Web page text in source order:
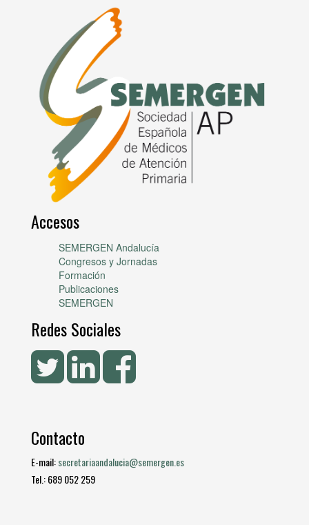
Accesos
SEMERGEN Andalucía
Congresos y Jornadas
Formación
Publicaciones
SEMERGEN
Redes Sociales
Contacto
E-mail:secretariaandalucia@semergen.es
Tel.: 689 052 259